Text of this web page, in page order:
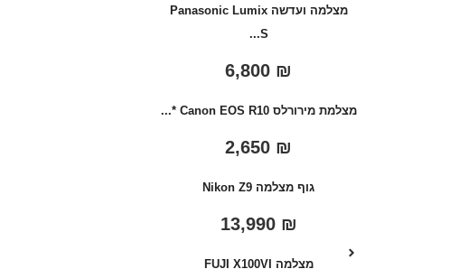
מצלמה ועדשה Panasonic Lumix
S...
₪
מצלמת מירורלס Canon EOS R10 *...
₪
גוף מצלמה Nikon Z9
₪
13,990
מצלמה FUJI X100VI